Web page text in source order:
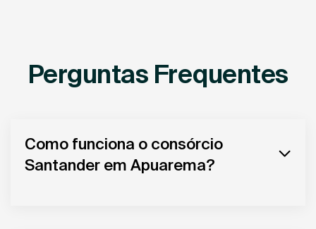
Perguntas Frequentes
Como funciona o consórcio
Santander em Apuarema?